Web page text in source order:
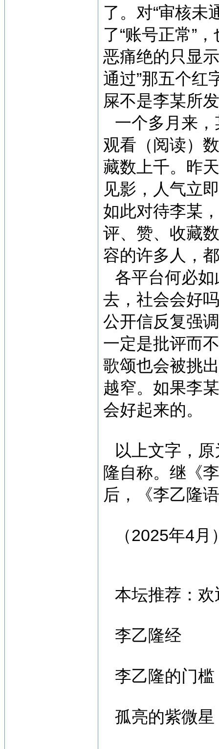
了。对“审核未
了“账号正常”
恶痛绝的只显
通过”那五个红
屎不是李某所
一个多月来
观看（阅读）
藏数上千。昨
见影，人气立
如此对待李某
评、赞、收藏
容的许多人，
各平台何必
去，社会会好
公开信反复强
一定是批评而
歌颂也会被挑
越窄。如果李
会好起来的。
以上文字，原
隆自称。继《
后，《李乙隆
（2025年4月
本坛推荐：
李乙隆经
李乙隆的门槛
孤亮的紫微星